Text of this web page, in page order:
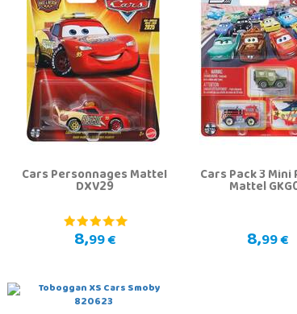
Cars Personnages Mattel
DXV29
8,99 €
Cars Pack 3 Mini
Mattel
8,99 €